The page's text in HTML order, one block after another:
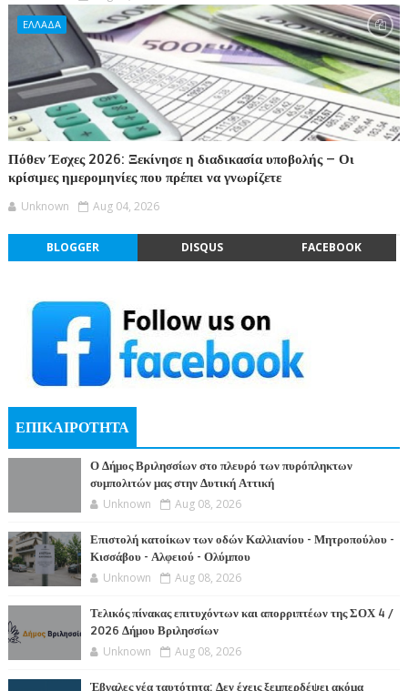
ΕΛΛΑΔΑ
Πόθεν Έσχες 2026: Ξεκίνησε η διαδικασία υποβολής – Οι
κρίσιμες ημερομηνίες που πρέπει να γνωρίζετε
Unknown Aug 04, 2026
BLOGGER DISQUS FACEBOOK
ΕΠΙΚΑΙΡΟΤΗΤΑ
Ο Δήμος Βριλησσίων στο πλευρό των πυρόπληκτων
συμπολιτών μας στην Δυτική Αττική
Unknown Aug 08, 2026
Επιστολή κατοίκων των οδών Καλλιανίου - Μητροπούλου -
Κισσάβου - Αλφειού - Ολύμπου
Unknown Aug 08, 2026
Τελικός πίνακας επιτυχόντων και απορριπτέων της ΣΟΧ 4 /
2026 Δήμου Βριλησσίων
Unknown Aug 08, 2026
Έβγαλες νέα ταυτότητα; Δεν έχεις ξεμπερδέψει ακόμα